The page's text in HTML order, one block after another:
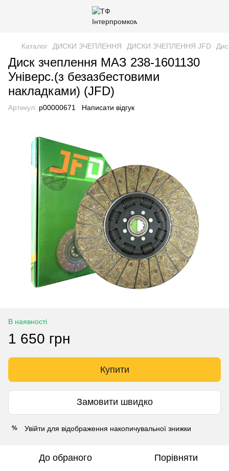
Каталог ДИСКИ ЗЧЕПЛЕННЯ ДИСКИ ЗЧЕПЛЕННЯ JFD
Диск зчеплення МАЗ 238-1601130
Універс.(з безазбестовими
накладками) (JFD)
Артикул: р00000671 Написати відгук
В наявності
1 650 грн
Купити
Замовити швидко
% Увійти для відображення накопичувальної знижки
До обраного Порівняти